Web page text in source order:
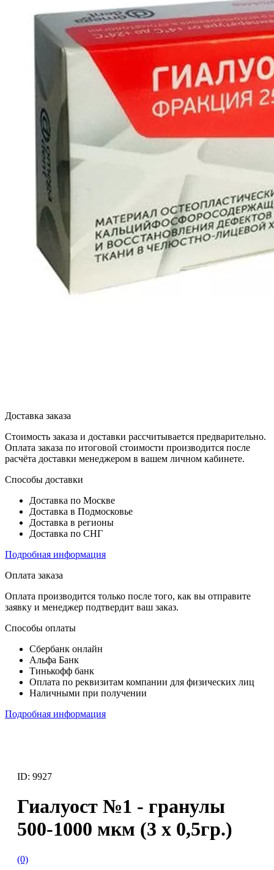
Доставка заказа
Стоимость заказа и доставки рассчитывается предварительно.
Оплата заказа по итоговой стоимости производится после
расчёта доставки менеджером в вашем личном кабинете.
Способы доставки
Доставка по Москве
Доставка в Подмосковье
Доставка в регионы
Доставка по СНГ
Подробная информация
Оплата заказа
Оплата производится только после того, как вы отправите
заявку и менеджер подтвердит ваш заказ.
Способы оплаты
Сбербанк онлайн
Альфа Банк
Тинькофф банк
Оплата по реквизитам компании для физических лиц
Наличными при получении
Подробная информация
ID: 9927
Гиалуост №1 - гранулы
500-1000 мкм (3 x 0,5гр.)
(0)